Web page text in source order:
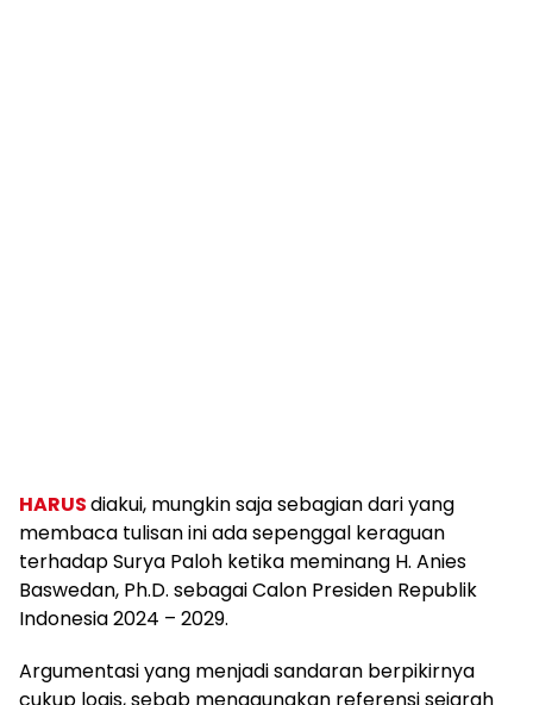
HARUSdiakui, mungkin saja sebagian dari yang
membaca tulisan ini ada sepenggal keraguan
terhadap Surya Paloh ketika meminang H. Anies
Baswedan, Ph.D. sebagai Calon Presiden Republik
Indonesia 2024 – 2029.
Argumentasi yang menjadi sandaran berpikirnya